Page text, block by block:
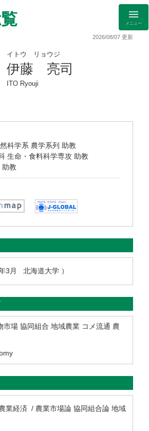
メニュー
2026/08/07 更新
イトウ リョウジ
伊藤 亮司
ITO Ryouji
科学系 農学系列 助教
生命・食料科学専攻 助教
助教
3月 北海道大学 ）
市場 協同組合 地域農業 コメ流通 農
業経済 / 農業市場論 協同組合論 地域